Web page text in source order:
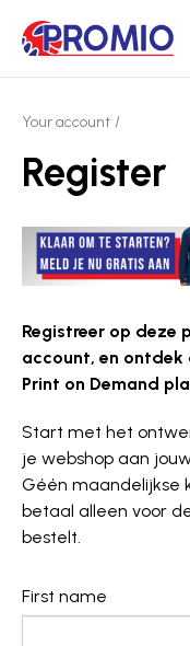
Your account
Register
Registreer op deze
account, en ontdek
Print on Demand
Start met het
je webshop aan
Géén maandelijkse
betaal alleen voor
bestelt.
First name